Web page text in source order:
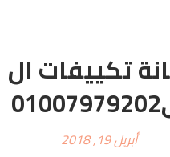
تكييفات ال
أبريل 19, 2018